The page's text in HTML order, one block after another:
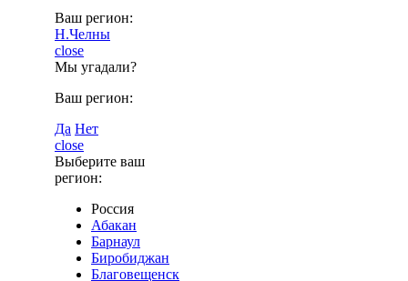
Ваш регион:
Н.Челны
close
Мы угадали?
Ваш регион:
Да Нет
close
Выберите ваш
регион:
Россия
Абакан
Барнаул
Биробиджан
Благовещенск